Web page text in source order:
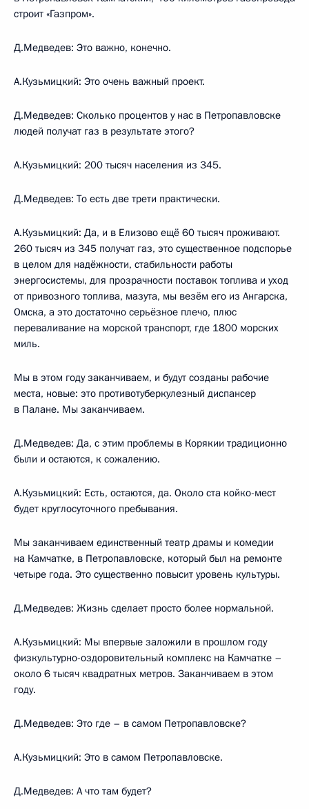
строит «Газпром».
Д.Медведев: Это важно, конечно.
А.Кузьмицкий: Это очень важный проект.
Д.Медведев: Сколько процентов у нас в Петропавловске
людей получат газ в результате этого?
А.Кузьмицкий: 200 тысяч населения из 345.
Д.Медведев: То есть две трети практически.
А.Кузьмицкий: Да, и в Елизово ещё 60 тысяч проживают.
260 тысяч из 345 получат газ, это существенное подспорье
в целом для надёжности, стабильности работы
энергосистемы, для прозрачности поставок топлива и уход
от привозного топлива, мазута, мы везём его из Ангарска,
Омска, а это достаточно серьёзное плечо, плюс
переваливание на морской транспорт, где 1800 морских
миль.
Мы в этом году заканчиваем, и будут созданы рабочие
места, новые: это противотуберкулезный диспансер
в Палане. Мы заканчиваем.
Д.Медведев: Да, с этим проблемы в Корякии традиционно
были и остаются, к сожалению.
А.Кузьмицкий: Есть, остаются, да. Около ста койко-мест
будет круглосуточного пребывания.
Мы заканчиваем единственный театр драмы и комедии
на Камчатке, в Петропавловске, который был на ремонте
четыре года. Это существенно повысит уровень культуры.
Д.Медведев: Жизнь сделает просто более нормальной.
А.Кузьмицкий: Мы впервые заложили в прошлом году
физкультурно-оздоровительный комплекс на Камчатке –
около 6 тысяч квадратных метров. Заканчиваем в этом
году.
Д.Медведев: Это где – в самом Петропавловске?
А.Кузьмицкий: Это в самом Петропавловске.
Д.Медведев: А что там будет?